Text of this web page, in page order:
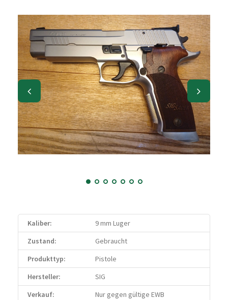
Kaliber:
9 mm Luger
Zustand:
Gebraucht
Produkttyp:
Pistole
Hersteller:
SIG
Verkauf:
Nur gegen gültige EWB